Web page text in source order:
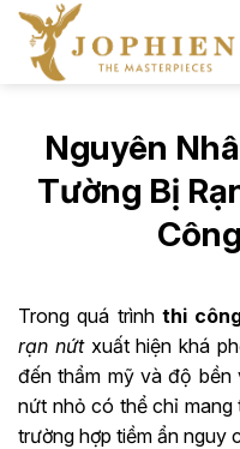
Skip
content
Nguyên
Tường Bị
Trong quá trình thi
rạn nứtxuất hiện khá
đến thẩm mỹ và độ
nứt nhỏ có thể chỉ mang
trường hợp tiềm ẩn nguy